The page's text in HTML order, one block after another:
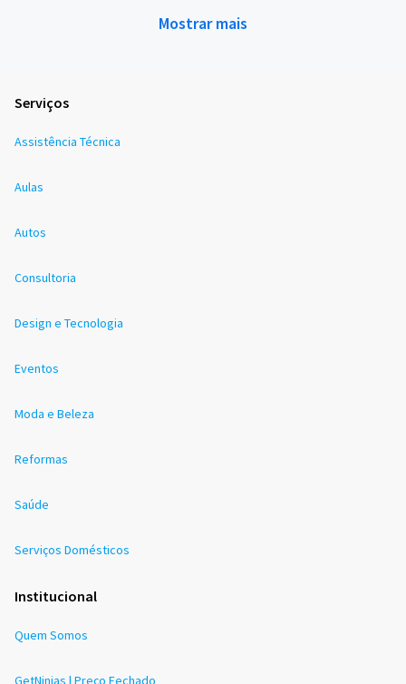
Mostrar mais
Serviços
Assistência Técnica
Aulas
Autos
Consultoria
Design e Tecnologia
Eventos
Moda e Beleza
Reformas
Saúde
Serviços Domésticos
Institucional
Quem Somos
GetNinjas | Preço Fechado